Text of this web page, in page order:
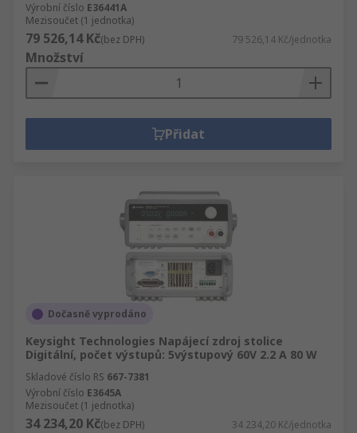
Výrobní číslo E36441A
Mezisoučet (1 jednotka)
79 526,14 Kč(bez DPH) 79 526,14 Kč/jednotka
Množství
Přidat
Dočasně vyprodáno
Keysight Technologies Napájecí zdroj stolice
Digitální, počet výstupů: 5výstupový 60V 2.2 A 80 W
Skladové číslo RS 667-7381
Výrobní číslo E3645A
Mezisoučet (1 jednotka)
34 234,20 Kč(bez DPH) 34 234,20 Kč/jednotka